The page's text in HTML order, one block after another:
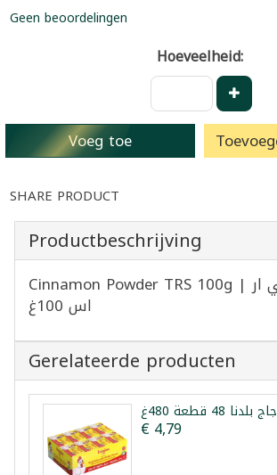
Geen beoordelingen
Hoeveelheid:
Voeg toe
SHARE PRODUCT
Productbeschrijving
Cinnamon Powder TRS 100g | قرفة ناعمة تي ار
اس 100غ
Gerelateerde producten
€ 4,79